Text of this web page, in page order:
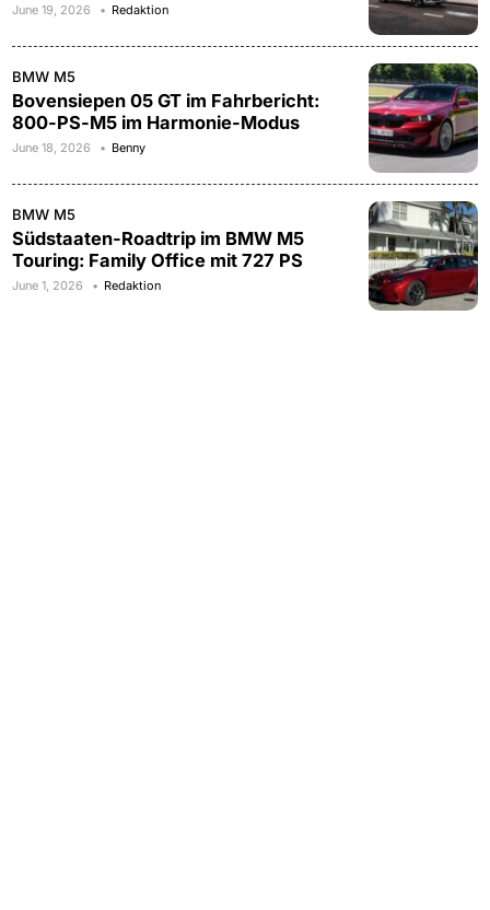
June 19, 2026 Redaktion
BMW M5
Bovensiepen 05 GT im Fahrbericht:
800-PS-M5 im Harmonie-Modus
June 18, 2026 Benny
BMW M5
Südstaaten-Roadtrip im BMW M5
Touring: Family Office mit 727 PS
June 1, 2026 Redaktion